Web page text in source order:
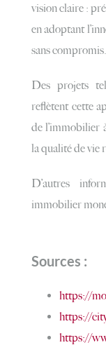
vision claire :
en adoptant
sans compromis.
Des projets
reflètent cette
de l’immobilier
la qualité de vie
D’autres
immobilier
Sources :
https://
https://
https://